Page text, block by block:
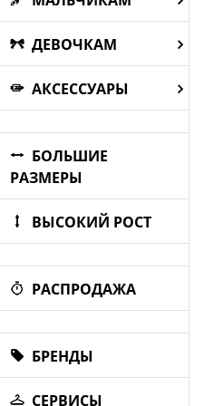
ДЕВОЧКАМ
АКСЕССУАРЫ
БОЛЬШИЕ
РАЗМЕРЫ
ВЫСОКИЙ РОСТ
РАСПРОДАЖА
БРЕНДЫ
СЕРВИСЫ